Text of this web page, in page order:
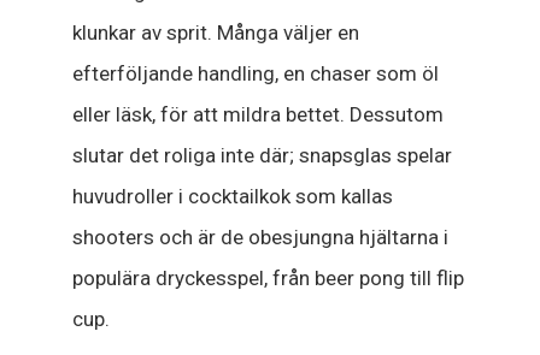
klunkar av sprit. Många väljer en
efterföljande handling, en chaser som öl
eller läsk, för att mildra bettet. Dessutom
slutar det roliga inte där; snapsglas spelar
huvudroller i cocktailkok som kallas
shooters och är de obesjungna hjältarna i
populära dryckesspel, från beer pong till flip
cup.